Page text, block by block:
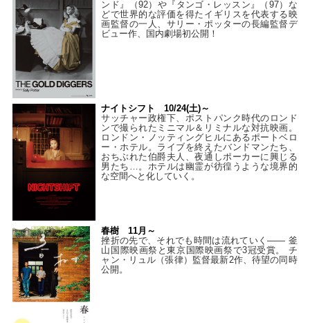
ンド』（92）や『タンゴ・レッスン』（97）な
どで世界的な評価を得たイギリスを代表する映
画監督の一人、サリー・ポッターの長編監督デ
ビュー作、国内劇場初公開！
ナイトシフト 10/24(土)～
サッチャー政権下、ポストパンク時代のロンド
ンで撮られたミニマル＆リミナルな対抗映画。
ロンドン・ノッティングヒルにあるポートベロ
ー・ホテル。ライブを終えたバンドマンたち、
おちぶれた伯爵夫人、夜通しポーカーに興じる
男たち…。ホテルは幽霊が彷徨うような境界的
な空間へと化していく。
春樹 11月～
挫折の先で、それでも時間は流れていく—— 釜
山国際映画祭と東京国際映画祭で3冠受賞。 チ
ャン・リュル（張律）監督最新2作、待望の同時
公開。